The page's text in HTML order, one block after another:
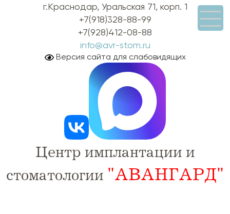
г.Краснодар, Уральская 71, корп. 1
+7(918)328-88-99
+7(928)412-08-88
info@avr-stom.ru
Версия сайта для слабовидящих
Центр имплантации и
стоматологии "АВАНГАРД"